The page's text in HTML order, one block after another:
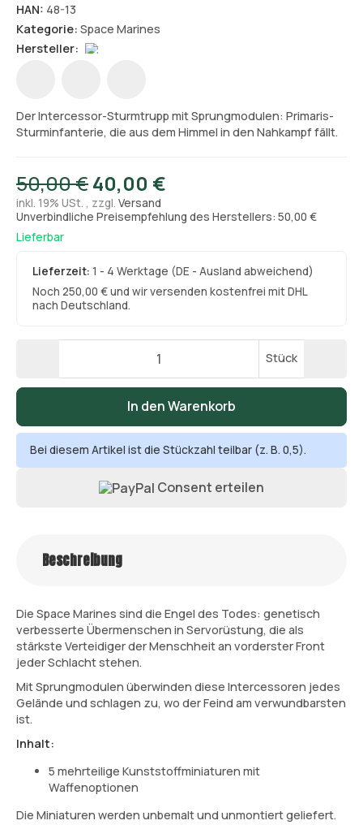
HAN: 48-13
Kategorie: Space Marines
Hersteller:
Der Intercessor-Sturmtrupp mit Sprungmodulen: Primaris-
Sturminfanterie, die aus dem Himmel in den Nahkampf fällt.
50,00 €40,00 €
inkl. 19% USt. , zzgl. Versand
Unverbindliche Preisempfehlung des Herstellers: 50,00 €
Lieferbar
Lieferzeit:1 - 4 Werktage (DE - Ausland abweichend)
Noch 250,00 € und wir versenden kostenfrei mit DHL
nach Deutschland.
Stück
In den Warenkorb
Bei diesem Artikel ist die Stückzahl teilbar (z. B. 0,5).
Consent erteilen
Beschreibung
Die Space Marines sind die Engel des Todes: genetisch
verbesserte Übermenschen in Servorüstung, die als
stärkste Verteidiger der Menschheit an vorderster Front
jeder Schlacht stehen.
Mit Sprungmodulen überwinden diese Intercessoren jedes
Gelände und schlagen zu, wo der Feind am verwundbarsten
ist.
Inhalt:
5 mehrteilige Kunststoffminiaturen mit
Waffenoptionen
Die Miniaturen werden unbemalt und unmontiert geliefert.